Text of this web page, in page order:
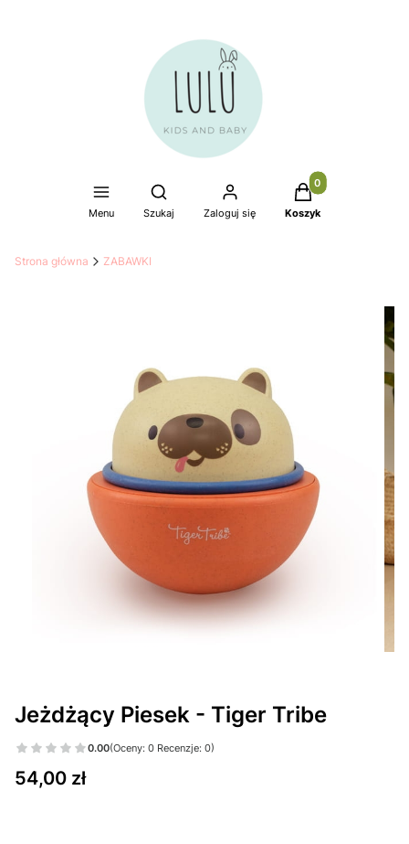
Menu
Otwórz wyszukiwarkę
Szukaj Zaloguj się
Produkty w
Koszyk
Strona główna ZABAWKI
Jeżdżący Piesek - Tiger Tribe
0.00(Oceny: 0 Recenzje: 0)
Cena
54,00 zł